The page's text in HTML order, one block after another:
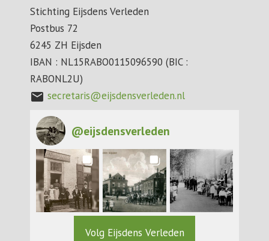
Stichting Eijsdens Verleden
Postbus 72
6245 ZH Eijsden
IBAN : NL15RABO0115096590 (BIC :
RABONL2U)
mail secretaris@eijsdensverleden.nl
@eijsdensverleden
Volg Eijsdens Verleden